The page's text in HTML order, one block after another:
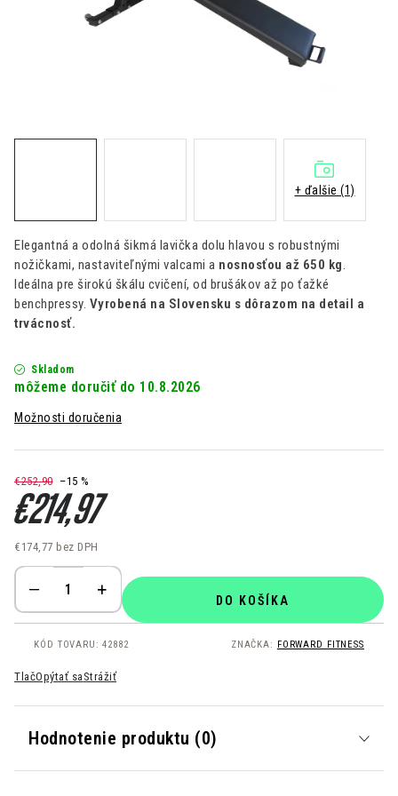
Moja objednávka Hodnotenie obchodu
Elegantná a odolná šikmá lavička dolu hlavou s robustnými
nožičkami, nastaviteľnými valcami a nosnosťou až 650 kg.
Ideálna pre širokú škálu cvičení, od brušákov až po ťažké
benchpressy. Vyrobená na Slovensku s dôrazom na detail a
trvácnosť.
Skladom
10.8.2026
Možnosti doručenia
€252,90 –15 %
€214,97
€174,77 bez DPH
Jednotková cena:
DO KOŠÍKA
KÓD TOVARU: 42882 ZNAČKA: FORWARD FITNESS
TlačOpýtať sa Strážiť
+ ďalšie (1)
Hodnotenie produktu (0)